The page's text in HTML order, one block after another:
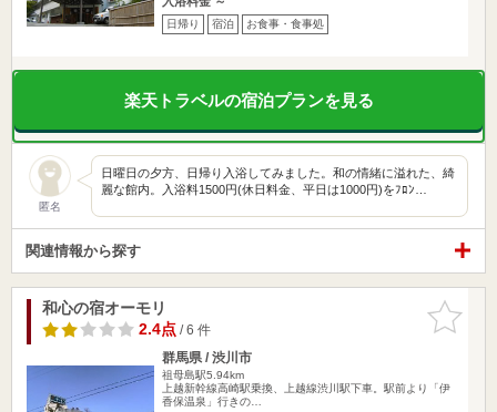
日帰り 宿泊 お食事・食事処
楽天トラベルの宿泊プランを見る
匿名
日曜日の夕方、日帰り入浴してみました。和の情緒に溢れた、綺
麗な館内。入浴料1500円(休日料金、平日は1000円)をﾌﾛﾝ…
関連情報から探す
お気に入
りに追加
和心の宿オーモリ
2.4点/ 6 件
群馬県 / 渋川市
祖母島駅5.94km
上越新幹線高崎駅乗換、上越線渋川駅下車。駅前より「伊
香保温泉」行きの…